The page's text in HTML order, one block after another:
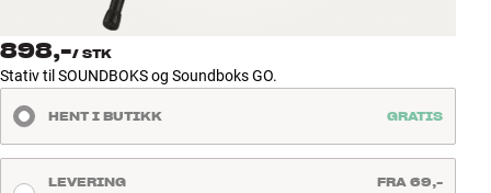
Kundeservice
Logg inn
Kundeservice
898,-/ STK
Stativ til SOUNDBOKS og Soundboks GO.
HENT I BUTIKK GRATIS
LEVERING FRA 69,-